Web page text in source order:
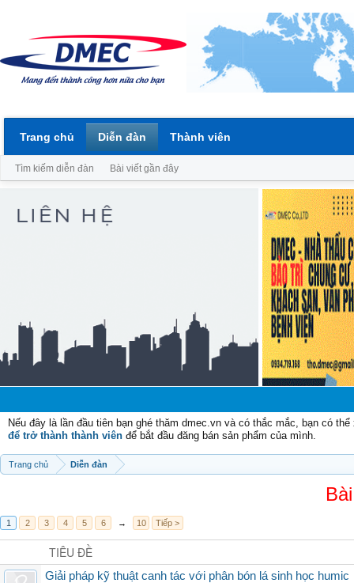
Nếu đây là lần đầu tiên bạn ghé thăm dmec.vn và có thắc mắc, bạn có
để trở thành thành viên để bắt đầu đăng bán sản phẩm của mình.
Trang chủ Diễn đàn
1 2 3 4 5 6 → 10 Tiếp >
TIÊU ĐỀ
Giải pháp kỹ thuật canh tác với phân bón lá sinh học humic
Trang chủ Diễn đàn
Tìm kiếm diễn đàn Bài viết gần đây
Thành viên